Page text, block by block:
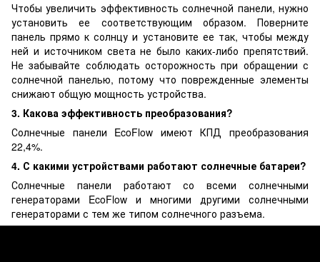
Чтобы увеличить эффективность солнечной панели, нужно
установить ее соответствующим образом. Поверните
панель прямо к солнцу и установите ее так, чтобы между
ней и источником света не было каких-либо препятствий.
Не забывайте соблюдать осторожность при обращении с
солнечной панелью, потому что поврежденные элементы
снижают общую мощность устройства.
3. Какова эффективность преобразования?
Солнечные панели EcoFlow имеют КПД преобразования
22,4%.
4. С какими устройствами работают солнечные батареи?
Солнечные панели работают со всеми солнечными
генераторами EcoFlow и многими другими солнечными
генераторами с тем же типом солнечного разъема.